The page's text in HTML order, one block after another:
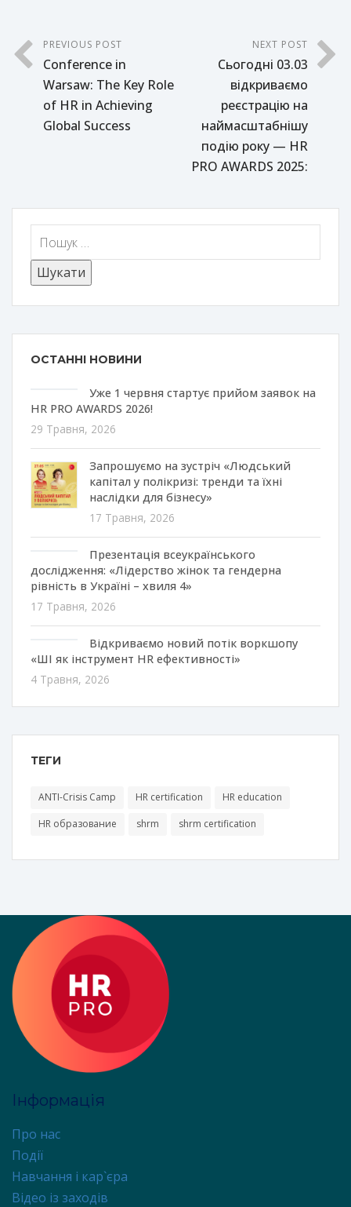
PREVIOUS POST
Conference in
Warsaw: The Key Role
of HR in Achieving
Global Success
NEXT POST
Сьогодні 03.03
відкриваємо
реєстрацію на
наймасштабнішу
подію року — HR
PRO AWARDS 2025:
ОСТАННІ НОВИНИ
Уже 1 червня стартує прийом заявок на
HR PRO AWARDS 2026!
29 Травня, 2026
Запрошуємо на зустріч «Людський
капітал у полікризі: тренди та їхні
наслідки для бізнесу»
17 Травня, 2026
Презентація всеукраїнського
дослідження: «Лідерство жінок та гендерна
рівність в Україні – хвиля 4»
17 Травня, 2026
Відкриваємо новий потік воркшопу
«ШІ як інструмент HR ефективності»
4 Травня, 2026
ТЕГИ
ANTI-Crisis Camp HR certification
HR education
HR образование
shrm shrm certification
Інформація
Про нас
Події
Навчання і кар`єра
Відео із заходів